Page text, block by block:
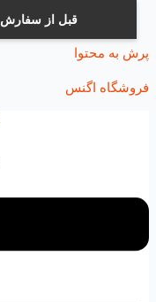
قبل از سفارش در
محتوا
اگنس